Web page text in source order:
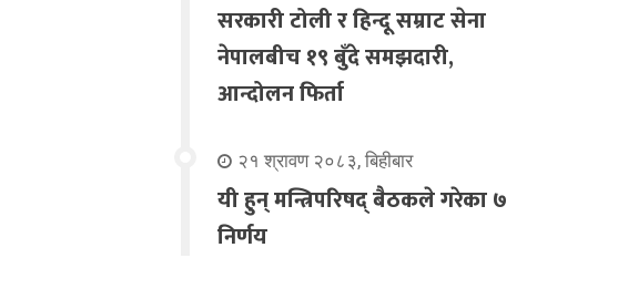
सरकारी टोली र हिन्दू सम्राट सेना
नेपालबीच १९ बुँदे समझदारी,
आन्दोलन फिर्ता
२१ श्रावण २०८३, बिहीबार
यी हुन् मन्त्रिपरिषद् बैठकले गरेका ७
निर्णय